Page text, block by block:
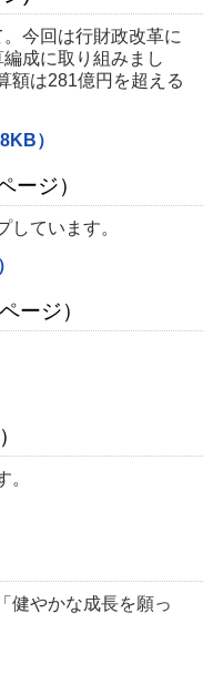
今回は行財政改革に
成に取り組みまし
額は281億円を超える
）
ージ）
しています。
ージ）
。
健やかな成長を願っ